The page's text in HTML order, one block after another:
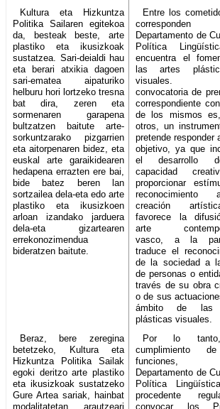
Kultura eta Hizkuntza
Politika Sailaren egitekoa
da, besteak beste, arte
plastiko eta ikusizkoak
sustatzea. Sari-deialdi hau
eta berari atxikia dagoen
sari-ematea aipaturiko
helburu hori lortzeko tresna
bat dira, zeren eta
sormenaren garapena
bultzatzen baitute arte-
sorkuntzarako pizgarrien
eta aitorpenaren bidez, eta
euskal arte garaikidearen
hedapena errazten ere bai,
bide batez beren lan
sortzailea dela-eta edo arte
plastiko eta ikusizkoen
arloan izandako jarduera
dela-eta gizartearen
errekonozimendua
bideratzen baitute.
Entre los
Departamento de
Política
encuentra el
las artes
visuales.
convocatoria de
correspondiente
de los mismos
otros, un
pretende responder
objetivo, ya que
el desarrollo
capacidad
proporcionar
creación
favorece la
arte
vasco, a la
traduce el
de la sociedad a
de personas o
través de su obra
o de sus
ámbito de las
plásticas visuales.
Beraz, bere zeregina
betetzeko, Kultura eta
Hizkuntza Politika Sailak
egoki deritzo arte plastiko
eta ikusizkoak sustatzeko
Gure Artea sariak, hainbat
modalitatetan, arautzeari
Por lo
cumplimiento
Departamento de
Política
procedente
convocar los